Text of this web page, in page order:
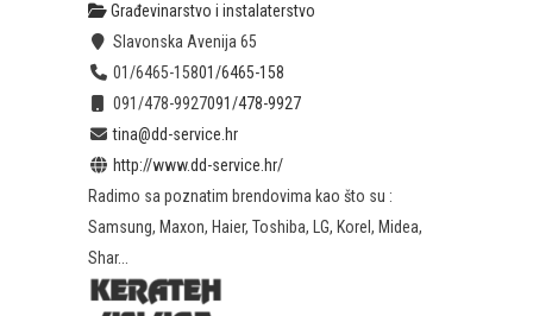
Građevinarstvo i instalaterstvo
Slavonska Avenija 65
01/6465-15801/6465-158
091/478-9927091/478-9927
tina@dd-service.hr
http://www.dd-service.hr/
Radimo sa poznatim brendovima kao što su :
Samsung, Maxon, Haier, Toshiba, LG, Korel, Midea,
Shar...